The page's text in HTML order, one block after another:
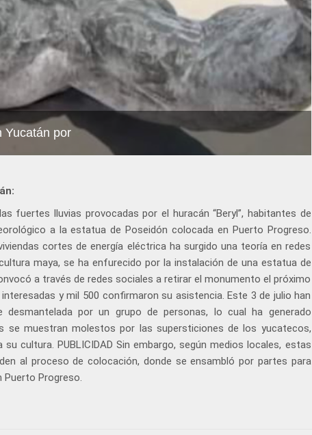
Yucatán por
fuertes lluvias provocadas por el huracán “Beryl”, habitantes de
a la estatua de Poseidón colocada en Puerto Progreso.
cortes de energía eléctrica ha surgido una teoría en redes
maya, se ha enfurecido por la instalación de una estatua de
a través de redes sociales a retirar el monumento el próximo
y mil 500 confirmaron su asistencia. Este 3 de julio han
por un grupo de personas, lo cual ha generado
se muestran molestos por las supersticiones de los yucatecos,
cultura. PUBLICIDAD Sin embargo, según medios locales, estas
al proceso de colocación, donde se ensambló por partes para
Puerto Progreso.